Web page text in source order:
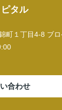
タル
町１丁目4-8 ブ
合わせ